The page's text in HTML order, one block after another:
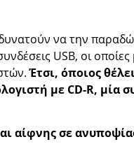
να την
USB, οι
Έτσι, όποιος
με CD-R,
αίφνης σε